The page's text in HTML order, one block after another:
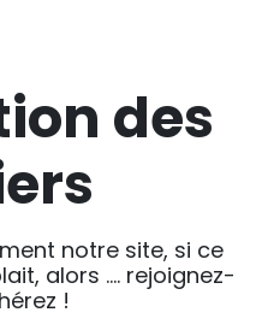
des
notre site, si ce
alors …. rejoignez-
!